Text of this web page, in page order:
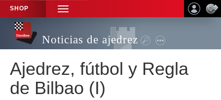
SHOP
TOGGLE
NAVIGATION
Noticias de ajedrez
Ajedrez, fútbol y Regla
de Bilbao (I)